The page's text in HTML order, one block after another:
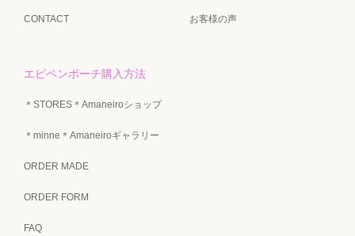
CONTACT お客様の声
エピペンポーチ購入方法
＊STORES＊Amaneiroショップ
＊minne＊Amaneiroギャラリー
ORDER MADE
ORDER FORM
FAQ